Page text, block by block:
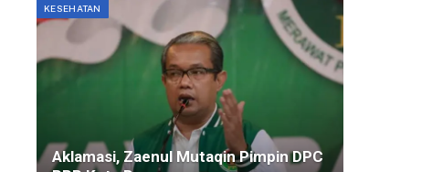
KESEHATAN
Aklamasi, Zaenul Mutaqin Pimpin DPC